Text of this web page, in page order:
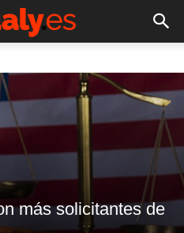
más solicitantes de